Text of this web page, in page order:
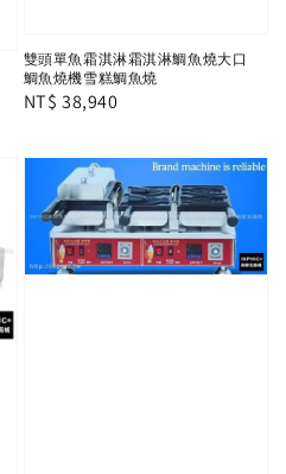
雙頭單魚霜淇淋霜淇淋鯛魚燒大口
鯛魚燒機雪糕鯛魚燒
Regular
NT$ 38,940